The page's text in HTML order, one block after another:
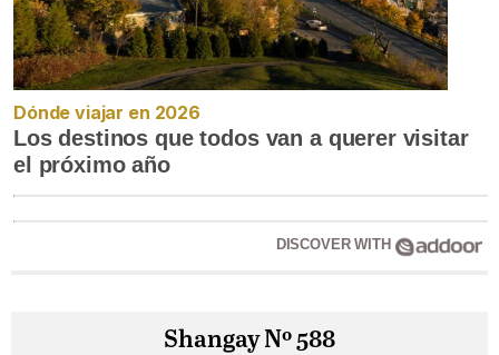
Dónde viajar en 2026
Los destinos que todos van a querer visitar
el próximo año
DISCOVER WITH
Shangay Nº 588